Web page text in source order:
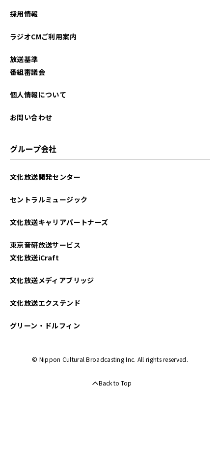
採用情報
ラジオCMご利用案内
放送基準
番組審議会
個人情報について
お問い合わせ
グループ会社
文化放送開発センター
セントラルミュージック
文化放送キャリアパートナーズ
東京音研放送サービス
文化放送iCraft
文化放送メディアブリッジ
文化放送エクステンド
グリーン・ドルフィン
© Nippon Cultural Broadcasting Inc. All rights reserved.
Back to Top